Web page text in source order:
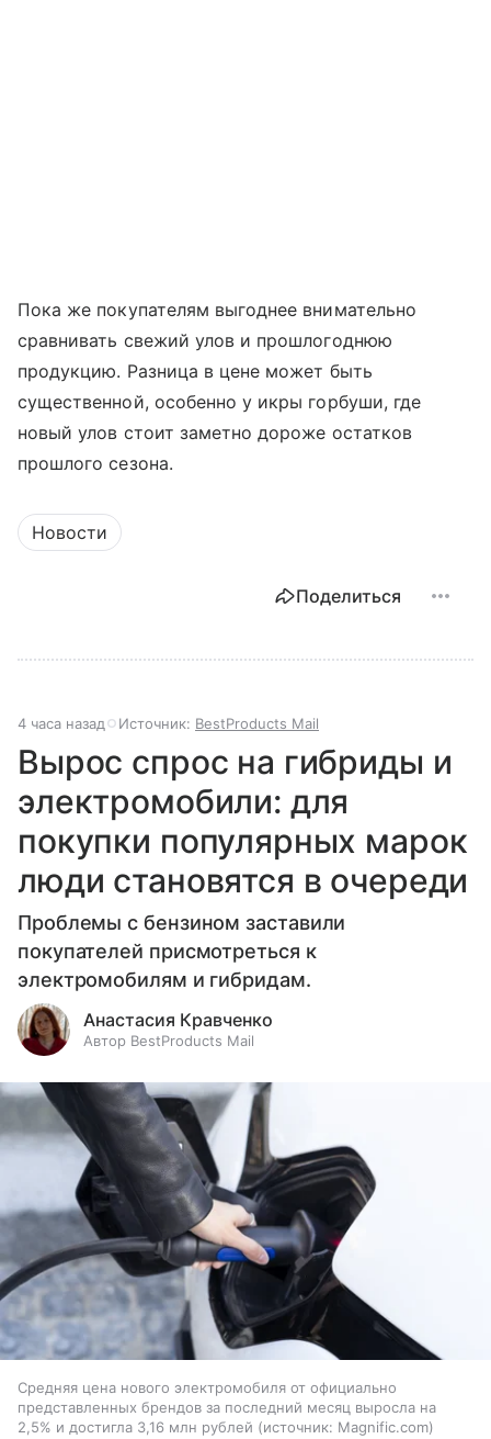
Пока же покупателям выгоднее внимательно
сравнивать свежий улов и прошлогоднюю
продукцию. Разница в цене может быть
существенной, особенно у икры горбуши, где
новый улов стоит заметно дороже остатков
прошлого сезона.
Новости
Поделиться
4 часа назад Источник: BestProducts Mail
Вырос спрос на гибриды и
электромобили: для
покупки популярных марок
люди становятся в очереди
Проблемы с бензином заставили
покупателей присмотреться к
электромобилям и гибридам.
Анастасия Кравченко
Автор BestProducts Mail
Средняя цена нового электромобиля от официально
представленных брендов за последний месяц выросла на
2,5% и достигла 3,16 млн рублей
источник: Magnific.com